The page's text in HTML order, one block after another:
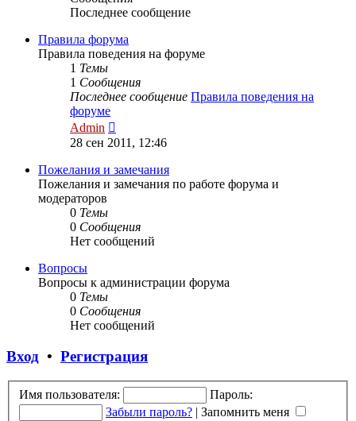
Последнее сообщение
Правила форума
Правила поведения на форуме
1 Темы
1 Сообщения
Последнее сообщение Правила поведения на
форуме
Admin
к
сообщению
28 сен 2011, 12:46
Пожелания и замечания
Пожелания и замечания по работе форума и
модераторов
0 Темы
0 Сообщения
Нет сообщений
Вопросы
Вопросы к администрации форума
0 Темы
0 Сообщения
Нет сообщений
Вход • Регистрация
Имя пользователя:
Пароль:
Забыли пароль? | Запомнить меня